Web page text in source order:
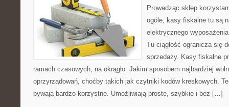
Prowadząc sklep
ogóle, kasy fiskalne tu są
elektrycznego
Tu ciągłość ogranicza się
sprzedaży. Kasy fiskalne
ramach czasowych, na okrągło. Jakim sposobem najbardziej
oprzyrządowań, choćby takich jak czytniki kodów kreskowych.
bywają bardzo korzystne. Umożliwiają proste, szybkie i bez […]